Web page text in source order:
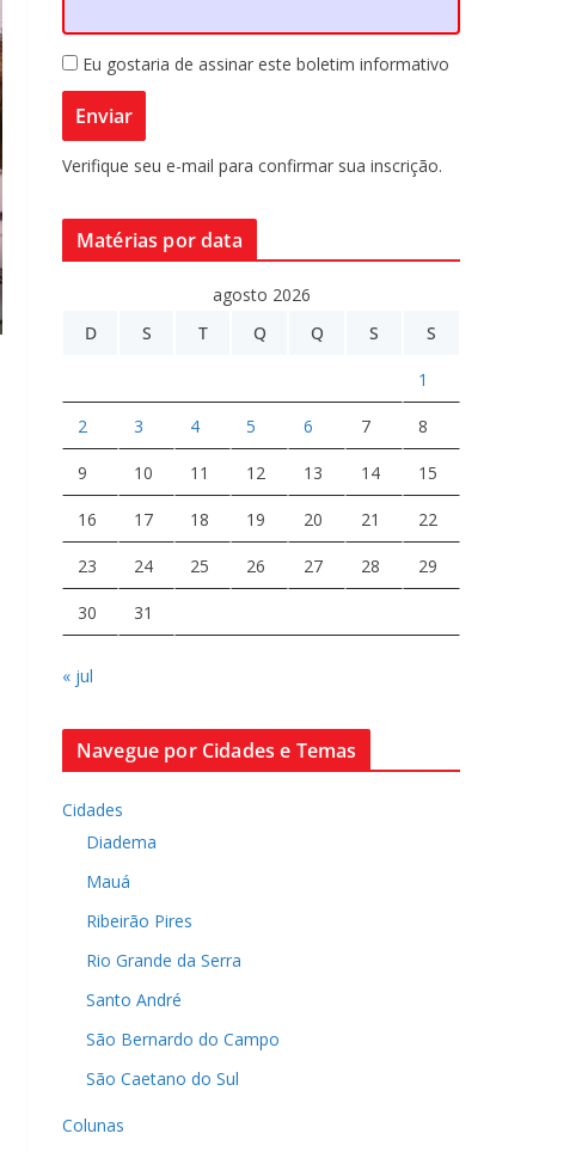
Eu gostaria de assinar este boletim informativo
Verifique seu e-mail para confirmar sua inscrição.
Matérias por data
agosto 2026
D
S T Q Q S S
1
2 3 4 5 6 7 8
9 10 11 12 13 14 15
16 17 18 19 20 21 22
23 24 25 26 27 28 29
30 31
« jul
Navegue por Cidades e Temas
Cidades
Diadema
Mauá
Ribeirão Pires
Rio Grande da Serra
Santo André
São Bernardo do Campo
São Caetano do Sul
Colunas